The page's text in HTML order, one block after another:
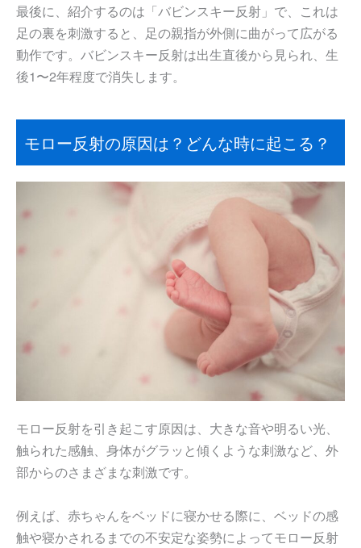
最後に、紹介するのは「バビンスキー反射」で、これは
足の裏を刺激すると、足の親指が外側に曲がって広がる
動作です。バビンスキー反射は出生直後から見られ、生
後1〜2年程度で消失します。
モロー反射の原因は？どんな時に起こる？
モロー反射を引き起こす原因は、大きな音や明るい光、
触られた感触、身体がグラッと傾くような刺激など、外
部からのさまざまな刺激です。
例えば、赤ちゃんをベッドに寝かせる際に、ベッドの感
触や寝かされるまでの不安定な姿勢によってモロー反射